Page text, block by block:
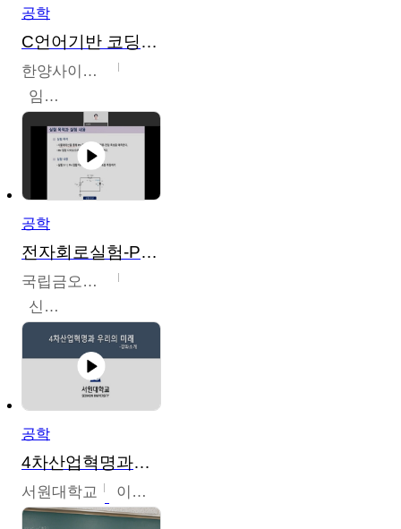
공학
C언어기반 코딩교육
한양사이버대학교
임동균
공학
전자회로실험-PSPICE 시뮬레이션
국립금오공과대학교
신경욱
공학
4차산업혁명과우리의미래
서원대학교 이병권